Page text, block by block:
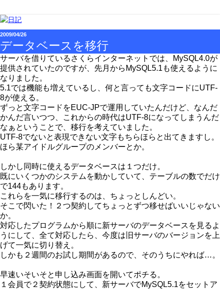
2009/04/26
データベースを移行
サーバを借りているさくらインターネットでは、MySQL4.0が
提供されていたのですが、先月からMySQL5.1も使えるように
なりました。
5.1では機能も増えているし、何と言っても文字コードにUTF-
8が使える。
ずっと文字コードをEUC-JPで運用していたんだけど、なんだ
かんだ言いつつ、これからの時代はUTF-8になってしまうんだ
なぁということで、移行を考えていました。
UTF-8でないと表現できない文字もちらほらと出てきますし。
ほら某アイドルグループのメンバーとか。
しかし同時に使えるデータベースは１つだけ。
既にいくつかのシステムを動かしていて、テーブルの数でだけ
で144もあります。
これらを一気に移行するのは、ちょっとしんどい。
そこで閃いた！２つ契約してちょっとずつ移せばいいじゃない
か。
対応したプログラムから順に新サーバのデータベースを見るよ
うにして、全て対応したら、今度は旧サーバのバージョンを上
げて一気に切り替え。
しかも２週間のお試し期間があるので、そのうちにやれば…。
早速いそいそと申し込み画面を開いてポチる。
１会員で２契約状態にして、新サーバでMySQL5.1をセットア